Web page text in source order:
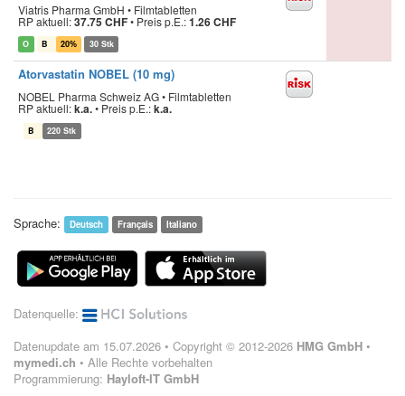
Viatris Pharma GmbH • Filmtabletten
RP aktuell:37.75 CHF• Preis p.E.:1.26 CHF
O B 20% 30 Stk
Atorvastatin NOBEL (10 mg)
NOBEL Pharma Schweiz AG • Filmtabletten
RP aktuell:k.a.• Preis p.E.:k.a.
B 220 Stk
Sprache: Deutsch Français Italiano
Datenquelle:
Datenupdate am 15.07.2026 • Copyright © 2012-2026 HMG GmbH •
mymedi.ch • Alle Rechte vorbehalten
Programmierung: Hayloft-IT GmbH